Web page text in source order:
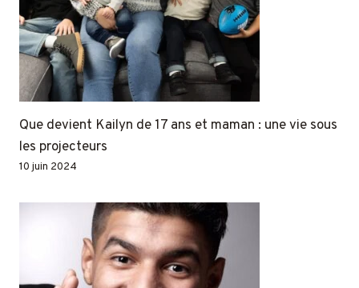
Que devient Kailyn de 17 ans et maman : une vie sous
les projecteurs
10 juin 2024